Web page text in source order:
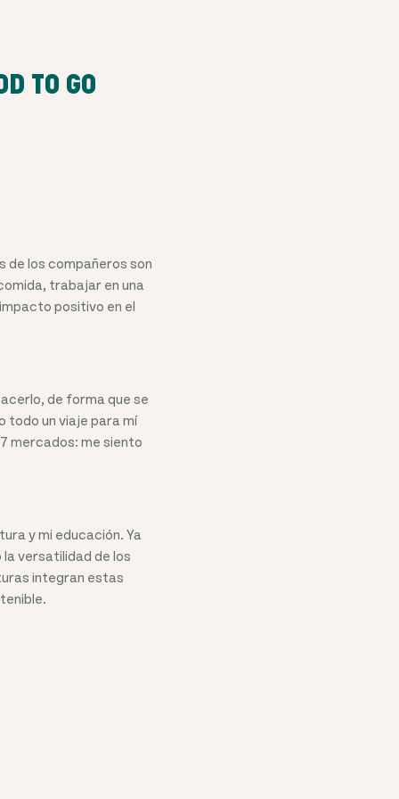
TO GO
de los compañeros son
trabajar en una
positivo en el
de forma que se
todo un viaje para mí
mercados: me siento
y mi educación. Ya
versatilidad de los
integran estas